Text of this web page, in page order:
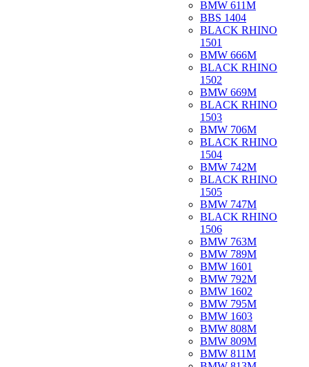
BMW 611M
BBS 1404
BLACK RHINO
1501
BMW 666M
BLACK RHINO
1502
BMW 669M
BLACK RHINO
1503
BMW 706M
BLACK RHINO
1504
BMW 742M
BLACK RHINO
1505
BMW 747M
BLACK RHINO
1506
BMW 763M
BMW 789M
BMW 1601
BMW 792M
BMW 1602
BMW 795M
BMW 1603
BMW 808M
BMW 809M
BMW 811M